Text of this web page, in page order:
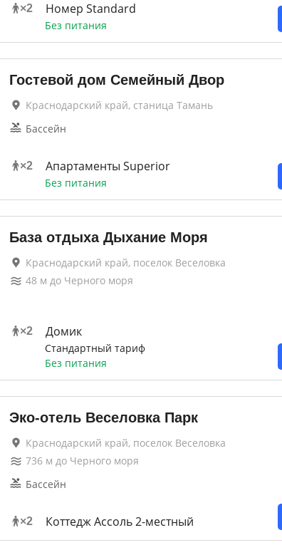
×2 Номер Standard
Без питания
Гостевой дом Семейный Двор
Краснодарский край, станица Тамань
Бассейн
×2 Апартаменты Superior
Без питания
База отдыха Дыхание Моря
Краснодарский край, поселок Веселовка
48 м до Черного моря
×2 Домик
Стандартный тариф
Без питания
Эко-отель Веселовка Парк
Краснодарский край, поселок Веселовка
736м до Черного моря
Бассейн
×2 Коттедж Ассоль 2-местный